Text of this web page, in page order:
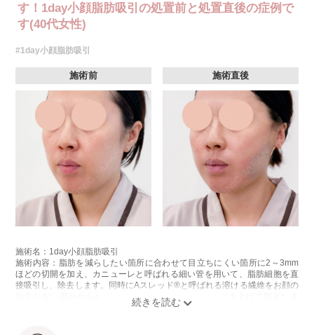
す！1day小顔脂肪吸引の処置前と処置直後の症例で
す(40代女性)
#1day小顔脂肪吸引
施術前 施術直後
施術名：1day小顔脂肪吸引
施術内容：脂肪を減らしたい箇所に合わせて目立ちにくい箇所に2～3mm
ほどの切開を加え、カニューレと呼ばれる細い管を用いて、脂肪細胞を直
接吸引し、除去します。同時にAスレッド®と呼ばれる溶ける繊維をお顔の
目立たない部分から皮下へ挿入し、皮膚を内側から引き上げて固定しま